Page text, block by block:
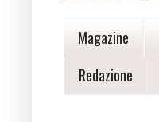
Magazine
Redazione